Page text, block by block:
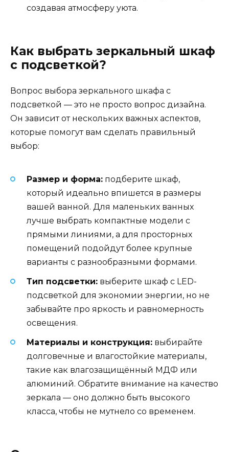
создавая атмосферу уюта.
Как выбрать зеркальный шкаф
с подсветкой?
Вопрос выбора зеркального шкафа с
подсветкой — это не просто вопрос дизайна.
Он зависит от нескольких важных аспектов,
которые помогут вам сделать правильный
выбор:
Размер и форма: подберите шкаф,
который идеально впишется в размеры
вашей ванной. Для маленьких ванных
лучше выбрать компактные модели с
прямыми линиями, а для просторных
помещений подойдут более крупные
варианты с разнообразными формами.
Тип подсветки: выберите шкаф с LED-
подсветкой для экономии энергии, но не
забывайте про яркость и равномерность
освещения.
Материалы и конструкция: выбирайте
долговечные и влагостойкие материалы,
такие как влагозащищённый МДФ или
алюминий. Обратите внимание на качество
зеркала — оно должно быть высокого
класса, чтобы не мутнело со временем.